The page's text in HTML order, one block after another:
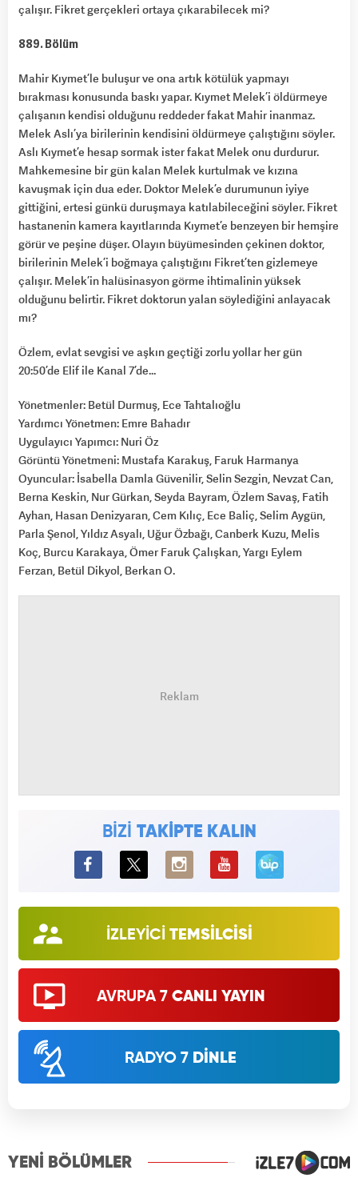
çalışır. Fikret gerçekleri ortaya çıkarabilecek mi?
889. Bölüm
Mahir Kıymet’le buluşur ve ona artık kötülük yapmayı
bırakması konusunda baskı yapar. Kıymet Melek’i öldürmeye
çalışanın kendisi olduğunu reddeder fakat Mahir inanmaz.
Melek Aslı’ya birilerinin kendisini öldürmeye çalıştığını söyler.
Aslı Kıymet’e hesap sormak ister fakat Melek onu durdurur.
Mahkemesine bir gün kalan Melek kurtulmak ve kızına
kavuşmak için dua eder. Doktor Melek’e durumunun iyiye
gittiğini, ertesi günkü duruşmaya katılabileceğini söyler. Fikret
hastanenin kamera kayıtlarında Kıymet’e benzeyen bir hemşire
görür ve peşine düşer. Olayın büyümesinden çekinen doktor,
birilerinin Melek’i boğmaya çalıştığını Fikret’ten gizlemeye
çalışır. Melek’in halüsinasyon görme ihtimalinin yüksek
olduğunu belirtir. Fikret doktorun yalan söylediğini anlayacak
mı?
Özlem, evlat sevgisi ve aşkın geçtiği zorlu yollar her gün
20:50’de Elif ile Kanal 7’de…
Yönetmenler: Betül Durmuş, Ece Tahtalıoğlu
Yardımcı Yönetmen: Emre Bahadır
Uygulayıcı Yapımcı: Nuri Öz
Görüntü Yönetmeni: Mustafa Karakuş, Faruk Harmanya
Oyuncular: İsabella Damla Güvenilir, Selin Sezgin, Nevzat Can,
Berna Keskin, Nur Gürkan, Seyda Bayram, Özlem Savaş, Fatih
Ayhan, Hasan Denizyaran, Cem Kılıç, Ece Baliç, Selim Aygün,
Parla Şenol, Yıldız Asyalı, Uğur Özbağı, Canberk Kuzu, Melis
Koç, Burcu Karakaya, Ömer Faruk Çalışkan, Yargı Eylem
Ferzan, Betül Dikyol, Berkan O.
BİZİ TAKİPTE KALIN
BiP
İZLEYİCİ TEMSİLCİSİ
AVRUPA 7 CANLI YAYIN
RADYO 7 DİNLE
YENİ BÖLÜMLER